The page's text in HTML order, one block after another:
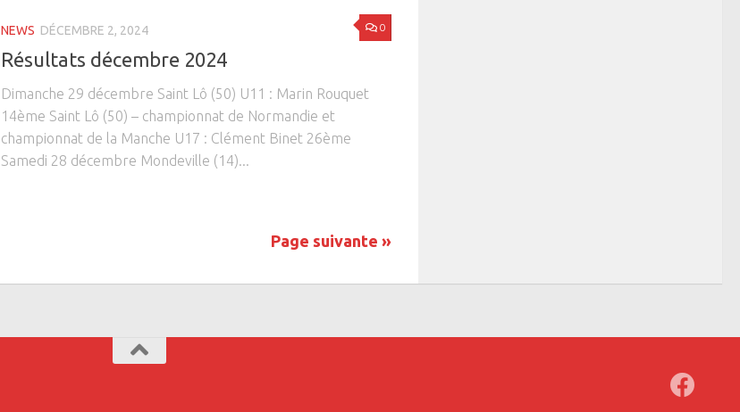
0
NEWS DÉCEMBRE 2, 2024
Résultats décembre 2024
Dimanche 29 décembre Saint Lô (50) U11 : Marin Rouquet
14ème Saint Lô (50) – championnat de Normandie et
championnat de la Manche U17 : Clément Binet 26ème
Samedi 28 décembre Mondeville (14)...
Page suivante »